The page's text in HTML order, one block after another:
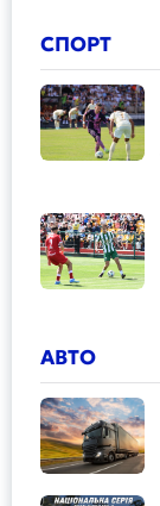
СПОРТ
АВТО